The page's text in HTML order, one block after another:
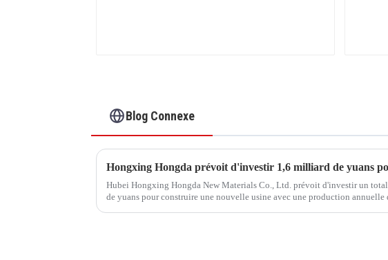
Blog Connexe
Hubei Hongxing Hongda New Materials Co., Ltd. prévoit d'investir un
de yuans pour construire une nouvelle usine avec une production annuelle